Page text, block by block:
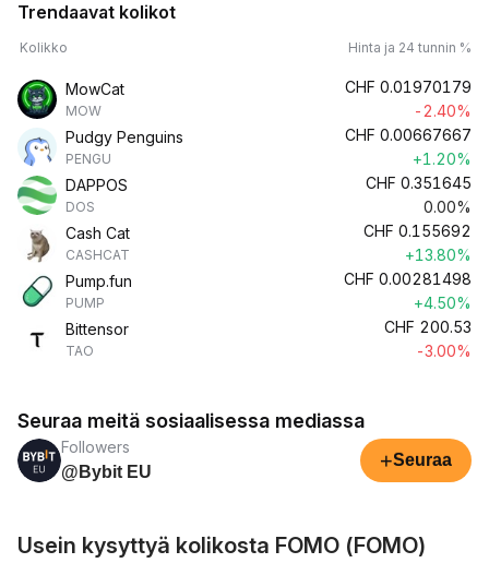
Trendaavat kolikot
Kolikko Hinta ja 24 tunnin %
MowCat
MOW
CHF 0.01970179
-2.40%
Pudgy Penguins
PENGU
CHF 0.00667667
+1.20%
DAPPOS
DOS
CHF 0.351645
0.00%
Cash Cat
CASHCAT
CHF 0.155692
+13.80%
Pump.fun
PUMP
CHF 0.00281498
+4.50%
Bittensor
TAO
CHF 200.53
-3.00%
Seuraa meitä sosiaalisessa mediassa
Followers
@Bybit EU
+Seuraa
Usein kysyttyä kolikosta FOMO (FOMO)